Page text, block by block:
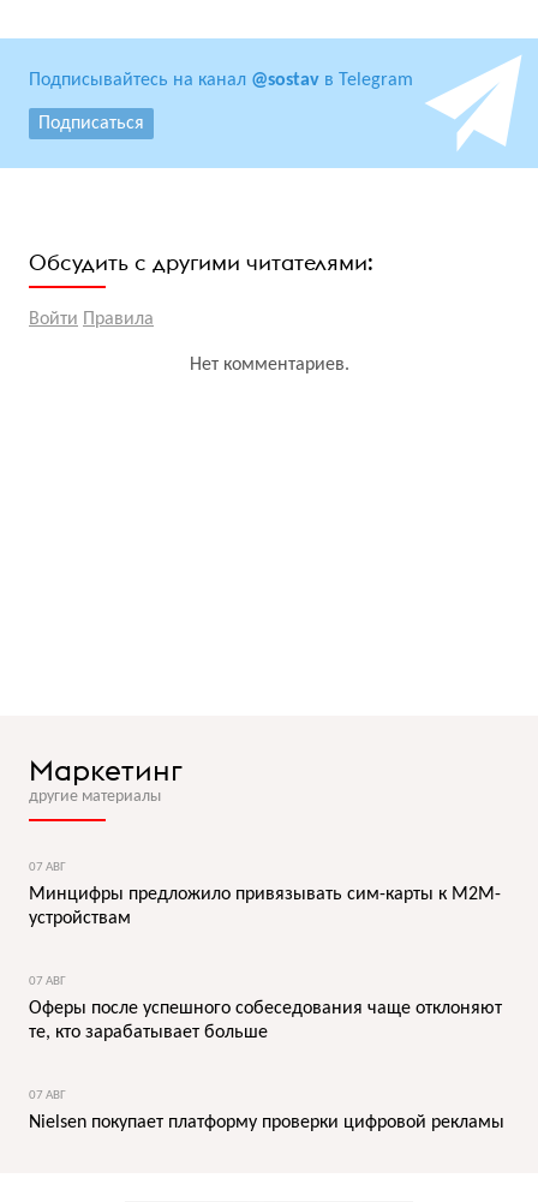
Подписывайтесь на канал @sostav в Telegram
Подписаться
Обсудить с другими читателями:
Войти Правила
Нет комментариев.
Маркетинг
другие материалы
07 АВГ
Минцифры предложило привязывать сим-карты к M2M-
устройствам
07 АВГ
Оферы после успешного собеседования чаще отклоняют
те, кто зарабатывает больше
07 АВГ
Nielsen покупает платформу проверки цифровой рекламы